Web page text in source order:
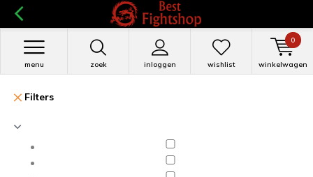
zoek inloggen
menu wishlist winkelwagen
0
Filters